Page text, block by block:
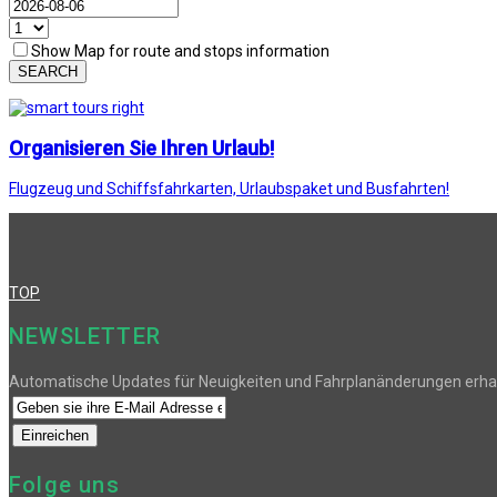
Show Map for route and stops information
SEARCH
Organisieren Sie Ihren Urlaub!
Flugzeug und Schiffsfahrkarten, Urlaubspaket und Busfahrten!
TOP
NEWSLETTER
Automatische Updates für Neuigkeiten und Fahrplanänderungen
Folge uns